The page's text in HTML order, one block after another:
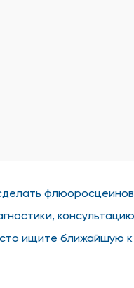
ищите ближайшую к